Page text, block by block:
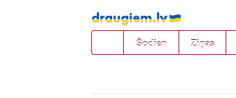
Pāriet
uz
saturu
Šodien Ziņas